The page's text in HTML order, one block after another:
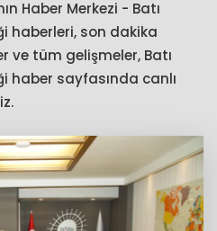
Haber Merkezi - Batı
haberleri, son dakika
ve tüm gelişmeler, Batı
haber sayfasında canlı